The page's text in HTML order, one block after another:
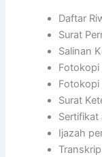
Daftar
Surat
Salinan
Fotokopi
Fotokopi
Surat
Sertifikat
Ijazah